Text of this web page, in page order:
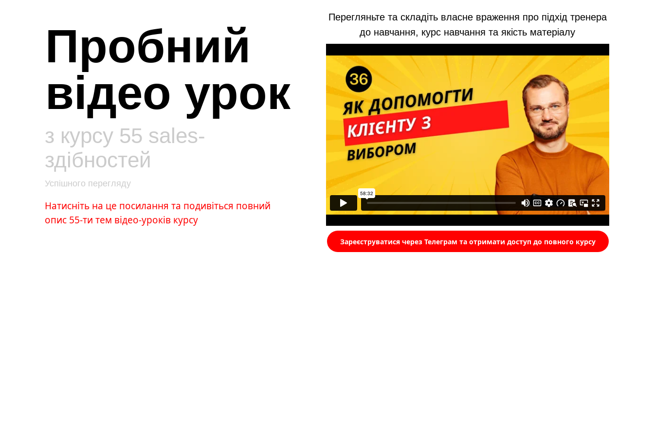
Пробний
відео урок
Перегляньте та складіть власне враження про підхід тренера
до навчання, курс навчання та якість матеріалу
Успішного перегляду
з курсу 55 sales-
здібностей
Зареєструватися через Телеграм та отримати доступ до повного курсу
Натисніть на це посилання та подивіться повний
опис 55-ти тем відео-уроків курсу